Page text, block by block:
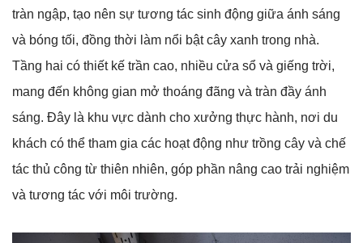
tràn ngập, tạo nên sự tương tác sinh động giữa ánh sáng
và bóng tối, đồng thời làm nổi bật cây xanh trong nhà.
Tầng hai có thiết kế trần cao, nhiều cửa sổ và giếng trời,
mang đến không gian mở thoáng đãng và tràn đầy ánh
sáng. Đây là khu vực dành cho xưởng thực hành, nơi du
khách có thể tham gia các hoạt động như trồng cây và chế
tác thủ công từ thiên nhiên, góp phần nâng cao trải nghiệm
và tương tác với môi trường.